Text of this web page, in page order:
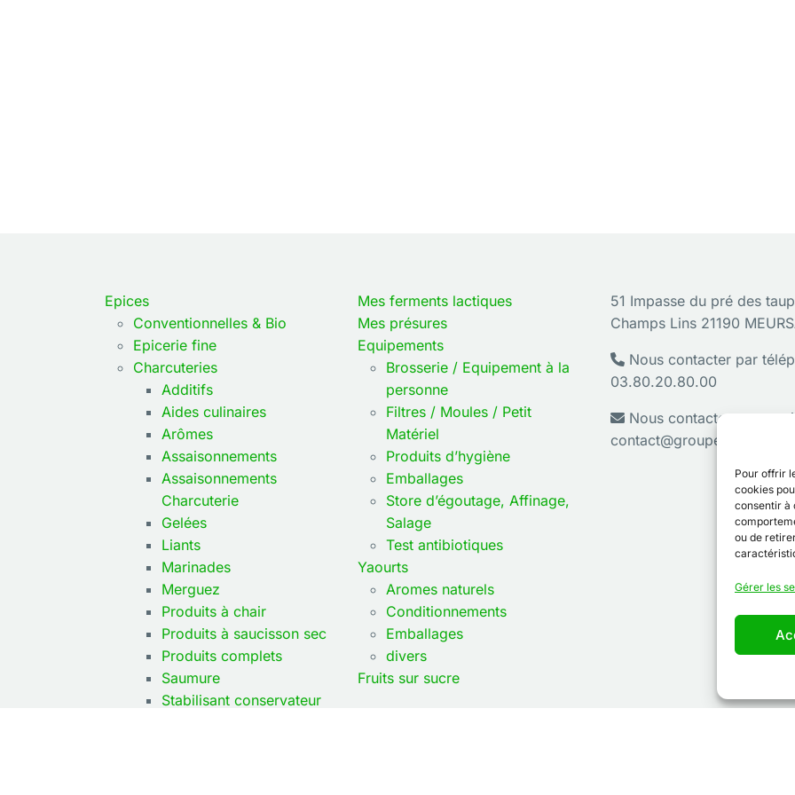
Pour offrir
cookies
consentir à
ou de
Gérer les
Epices
Conventionnelles & Bio
Epicerie fine
Charcuteries
Additifs
Aides culinaires
Arômes
Assaisonnements
Assaisonnements
Charcuterie
Gelées
Liants
Marinades
Merguez
Produits à chair
Produits à saucisson sec
Produits complets
Saumure
Stabilisant conservateur
Mes ferments lactiques
Mes présures
Equipements
Brosserie / Equipement à la
personne
Filtres / Moules / Petit
Matériel
Produits d’hygiène
Emballages
Store d’égoutage, Affinage,
Salage
Test antibiotiques
Yaourts
Aromes naturels
Conditionnements
Emballages
divers
Fruits sur sucre
51 Impasse du pré des
Champs Lins 21190
Nous contacter par
03.80.20.80.00
Nous contacter par email
contact@groupe-granday.fr